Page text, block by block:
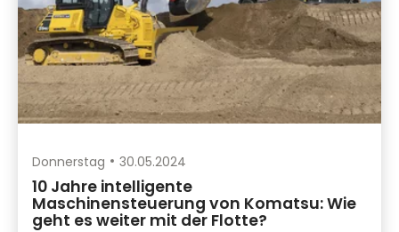
Donnerstag 30.05.2024
10 Jahre intelligente
Maschinensteuerung von Komatsu: Wie
geht es weiter mit der Flotte?